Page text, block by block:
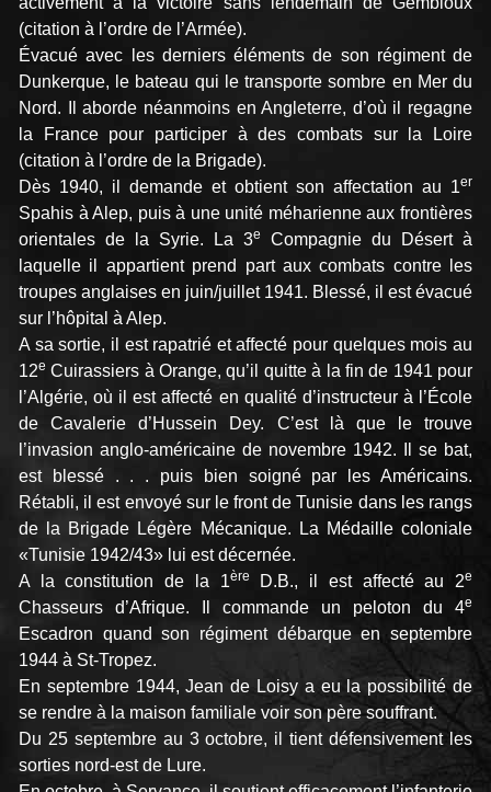
(citation à l’ordre de l’Armée).
Évacué avec les derniers éléments de son régiment de
Dunkerque, le bateau qui le transporte sombre en Mer du
Nord. Il aborde néanmoins en Angleterre, d’où il regagne
la France pour participer à des combats sur la Loire
(citation à l’ordre de la Brigade).
Dès 1940, il demande et obtient son affectation au 1er
Spahis à Alep, puis à une unité méharienne aux frontières
orientales de la Syrie. La 3e
Compagnie du Désert à
laquelle il appartient prend part aux combats contre les
troupes anglaises en juin/juillet 1941. Blessé, il est évacué
sur l’hôpital à Alep.
A sa sortie, il est rapatrié et affecté pour quelques mois au
12e Cuirassiers à Orange, qu’il quitte à la fin de 1941 pour
l’Algérie, où il est affecté en qualité d’instructeur à l’École
de Cavalerie d’Hussein Dey. C’est là que le trouve
l’invasion anglo-américaine de novembre 1942. Il se bat,
est blessé . . . puis bien soigné par les Américains.
Rétabli, il est envoyé sur le front de Tunisie dans les rangs
de la Brigade Légère Mécanique. La Médaille coloniale
«Tunisie 1942/43» lui est décernée.
A la constitution de la 1èreD.B., il est affecté au 2e
Chasseurs d’Afrique. Il commande un peloton du 4e
Escadron quand son régiment débarque en septembre
1944 à St-Tropez.
En septembre 1944, Jean de Loisy a eu la possibilité de
se rendre à la maison familiale voir son père souffrant.
Du 25 septembre au 3 octobre, il tient défensivement les
sorties nord-est de Lure.